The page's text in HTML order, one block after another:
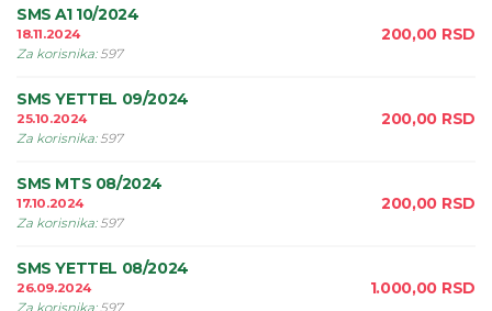
SMS A1 10/2024
18.11.2024
Za korisnika: 597
200,00 RSD
SMS YETTEL 09/2024
25.10.2024
Za korisnika: 597
200,00 RSD
SMS MTS 08/2024
17.10.2024
Za korisnika: 597
200,00 RSD
SMS YETTEL 08/2024
26.09.2024
Za korisnika: 597
1.000,00 RSD